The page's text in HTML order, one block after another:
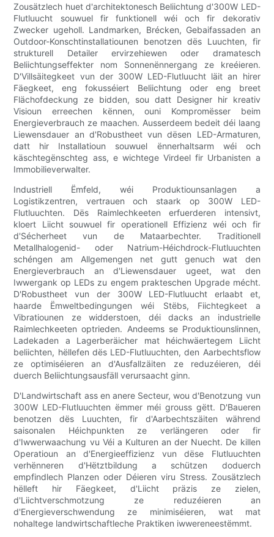
Zousätzlech huet d'architektonesch Beliichtung d'300W LED-
Flutluucht souwuel fir funktionell wéi och fir dekorativ
Zwecker ugeholl. Landmarken, Brécken, Gebaifassaden an
Outdoor-Konschtinstallatiounen benotzen dës Luuchten, fir
strukturell Detailer ervirzehiewen oder dramatesch
Beliichtungseffekter nom Sonnenënnergang ze kreéieren.
D'Villsäitegkeet vun der 300W LED-Flutluucht läit an hirer
Fäegkeet, eng fokusséiert Beliichtung oder eng breet
Flächofdeckung ze bidden, sou datt Designer hir kreativ
Visioun erreechen kënnen, ouni Kompromësser beim
Energieverbrauch ze maachen. Ausserdeem bedeit déi laang
Liewensdauer an d'Robustheet vun dësen LED-Armaturen,
datt hir Installatioun souwuel ënnerhaltsarm wéi och
käschtegënschteg ass, e wichtege Virdeel fir Urbanisten a
Immobilieverwalter.
Industriell Ëmfeld, wéi Produktiounsanlagen a
Logistikzentren, vertrauen och staark op 300W LED-
Flutluuchten. Dës Raimlechkeeten erfuerderen intensivt,
kloert Liicht souwuel fir operationell Effizienz wéi och fir
d'Sécherheet vun de Mataarbechter. Traditionell
Metallhalogenid- oder Natrium-Héichdrock-Flutluuchten
schéngen am Allgemengen net gutt genuch wat den
Energieverbrauch an d'Liewensdauer ugeet, wat den
Iwwergank op LEDs zu engem prakteschen Upgrade mécht.
D'Robustheet vun der 300W LED-Flutluucht erlaabt et,
haarde Ëmweltbedingungen wéi Stëbs, Fiichtegkeet a
Vibratiounen ze widderstoen, déi dacks an industrielle
Raimlechkeeten optrieden. Andeems se Produktiounslinnen,
Ladekaden a Lagerberäicher mat héichwäertegem Liicht
beliichten, hëllefen dës LED-Flutluuchten, den Aarbechtsflow
ze optimiséieren an d'Ausfallzäiten ze reduzéieren, déi
duerch Beliichtungsausfäll verursaacht ginn.
D'Landwirtschaft ass en anere Secteur, wou d'Benotzung vun
300W LED-Flutluuchten ëmmer méi grouss gëtt. D'Baueren
benotzen dës Luuchten, fir d'Aarbechtszäiten während
saisonalen Héichpunkten ze verlängeren oder fir
d'Iwwerwaachung vu Véi a Kulturen an der Nuecht. De killen
Operatioun an d'Energieeffizienz vun dëse Flutluuchten
verhënneren d'Hëtztbildung a schützen doduerch
empfindlech Planzen oder Déieren viru Stress. Zousätzlech
hëlleft hir Fäegkeet, d'Liicht präzis ze zielen,
d'Liichtverschmotzung ze reduzéieren an
d'Energieverschwendung ze minimiséieren, wat mat
nohaltege landwirtschaftleche Praktiken iwwereneestëmmt.